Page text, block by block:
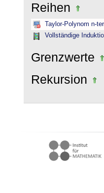
Reihen
Taylor-Polynom n-
Vollständige
Grenzwerte
Rekursion